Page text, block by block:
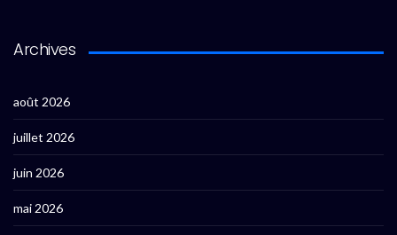
Archives
août 2026
juillet 2026
juin 2026
mai 2026